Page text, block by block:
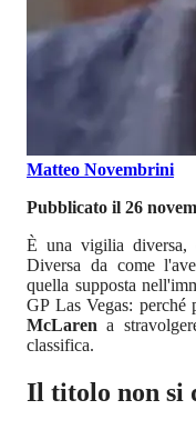
Matteo Novembrini
Pubblicato il 26
È una vigilia diversa,
Diversa da come
quella supposta
GP Las Vegas:
McLarena
classifica.
Il titolo non si